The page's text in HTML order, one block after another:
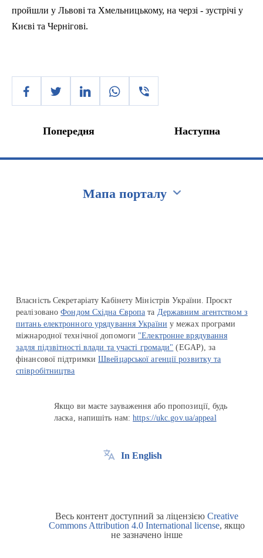
пройшли у Львові та Хмельницькому, на черзі - зустрічі у
Києві та Чернігові.
Попередня Наступна
Мапа порталу
Власність Секретаріату Кабінету Міністрів України. Проєкт
реалізованоФондом Східна Європа та Державним агентством з
питань електронного урядування України у межах програми
міжнародної технічної допомоги "Електронне врядування
задля підзвітності влади та участі громади" (EGAP), за
фінансової підтримкиШвейцарської агенції розвитку та
співробітництва
Якщо ви маєте зауваження або пропозиції, будь
ласка, напишіть нам:https://ukc.gov.ua/appeal
In English
Весь контент доступний за ліцензією Creative
Commons Attribution 4.0 International license, якщо
не зазначено інше